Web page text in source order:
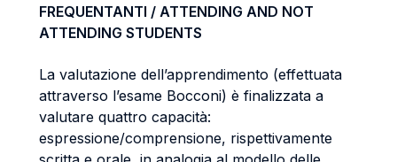
FREQUENTANTI / ATTENDING AND NOT
ATTENDING STUDENTS
La valutazione dell’apprendimento (effettuata
attraverso l’esame Bocconi) è finalizzata a
valutare quattro capacità:
espressione/comprensione, rispettivamente